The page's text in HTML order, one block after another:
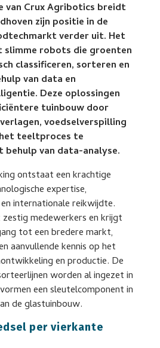
van Crux Agribotics breidt
zijn positie in de
verder uit. Het
robots die groenten
classificeren, sorteren en
van data en
Deze oplossingen
tuinbouw door
voedselverspilling
teeltproces te
van data-analyse.
ontstaat een krachtige
expertise,
internationale reikwijdte.
medewerkers en krijgt
tot een bredere markt,
aanvullende kennis op het
en productie. De
worden al ingezet in
een sleutelcomponent in
de glastuinbouw.
per vierkante